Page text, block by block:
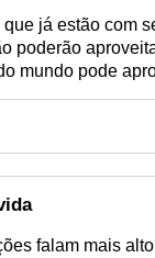
que já estão com
poderão
mundo pode
falam mais